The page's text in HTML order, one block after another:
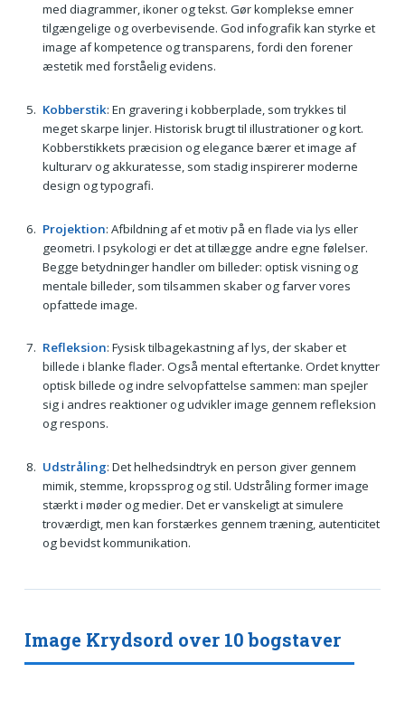
med diagrammer, ikoner og tekst. Gør komplekse emner
tilgængelige og overbevisende. God infografik kan styrke et
image af kompetence og transparens, fordi den forener
æstetik med forståelig evidens.
Kobberstik: En gravering i kobberplade, som trykkes til
meget skarpe linjer. Historisk brugt til illustrationer og kort.
Kobberstikkets præcision og elegance bærer et image af
kulturarv og akkuratesse, som stadig inspirerer moderne
design og typografi.
Projektion: Afbildning af et motiv på en flade via lys eller
geometri. I psykologi er det at tillægge andre egne følelser.
Begge betydninger handler om billeder: optisk visning og
mentale billeder, som tilsammen skaber og farver vores
opfattede image.
Refleksion: Fysisk tilbagekastning af lys, der skaber et
billede i blanke flader. Også mental eftertanke. Ordet knytter
optisk billede og indre selvopfattelse sammen: man spejler
sig i andres reaktioner og udvikler image gennem refleksion
og respons.
Udstråling: Det helhedsindtryk en person giver gennem
mimik, stemme, kropssprog og stil. Udstråling former image
stærkt i møder og medier. Det er vanskeligt at simulere
troværdigt, men kan forstærkes gennem træning, autenticitet
og bevidst kommunikation.
Image Krydsord over 10 bogstaver